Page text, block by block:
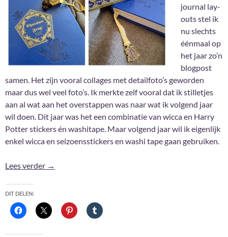
journal lay-
outs stel ik
nu slechts
éénmaal op
het jaar zo’n
blogpost
samen. Het zijn vooral collages met detailfoto’s geworden
maar dus wel veel foto’s. Ik merkte zelf vooral dat ik stilletjes
aan al wat aan het overstappen was naar wat ik volgend jaar
wil doen. Dit jaar was het een combinatie van wicca en Harry
Potter stickers én washitape. Maar volgend jaar wil ik eigenlijk
enkel wicca en seizoensstickers en washi tape gaan gebruiken.
Lees verder Bullet Journal 2025
→
DIT DELEN: